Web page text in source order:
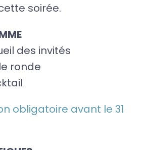
soirée.
des invités
ronde
obligatoire avant le 31